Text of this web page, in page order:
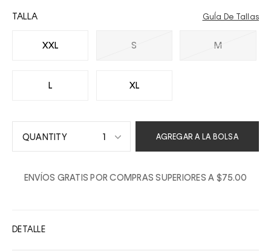
TALLA
XXL S M
L XL
GuÍa De Tallas
1
2
AGREGAR A LA BOLSA
ENVÍOS GRATIS POR COMPRAS SUPERIORES A $75.00
DETALLE